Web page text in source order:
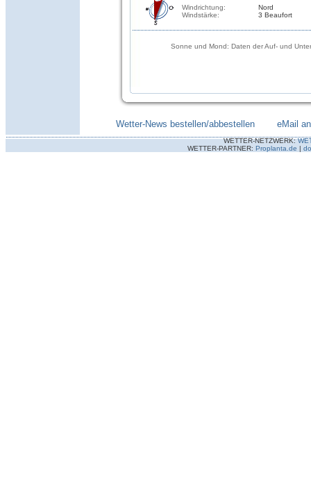
Windrichtung:
Windstärke:
Nord
3 Beaufort
Sonne und Mond: Daten der Auf- und
Wetter-News bestellen/abbestellen eMail
WETTER-NETZWERK:
WETTER-PARTNER: Proplanta.de |